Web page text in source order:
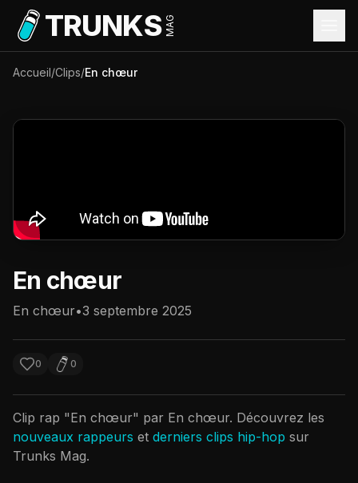
Aller au contenu principal
TRUNKSMAG
Accueil/Clips/En chœur
En chœur
En chœur•3 septembre 2025
0 0
Clip rap "En chœur" par En chœur. Découvrez les
nouveaux rappeurs et derniers clips hip-hop sur
Trunks Mag.